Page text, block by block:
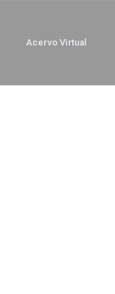
Acervo Virtual